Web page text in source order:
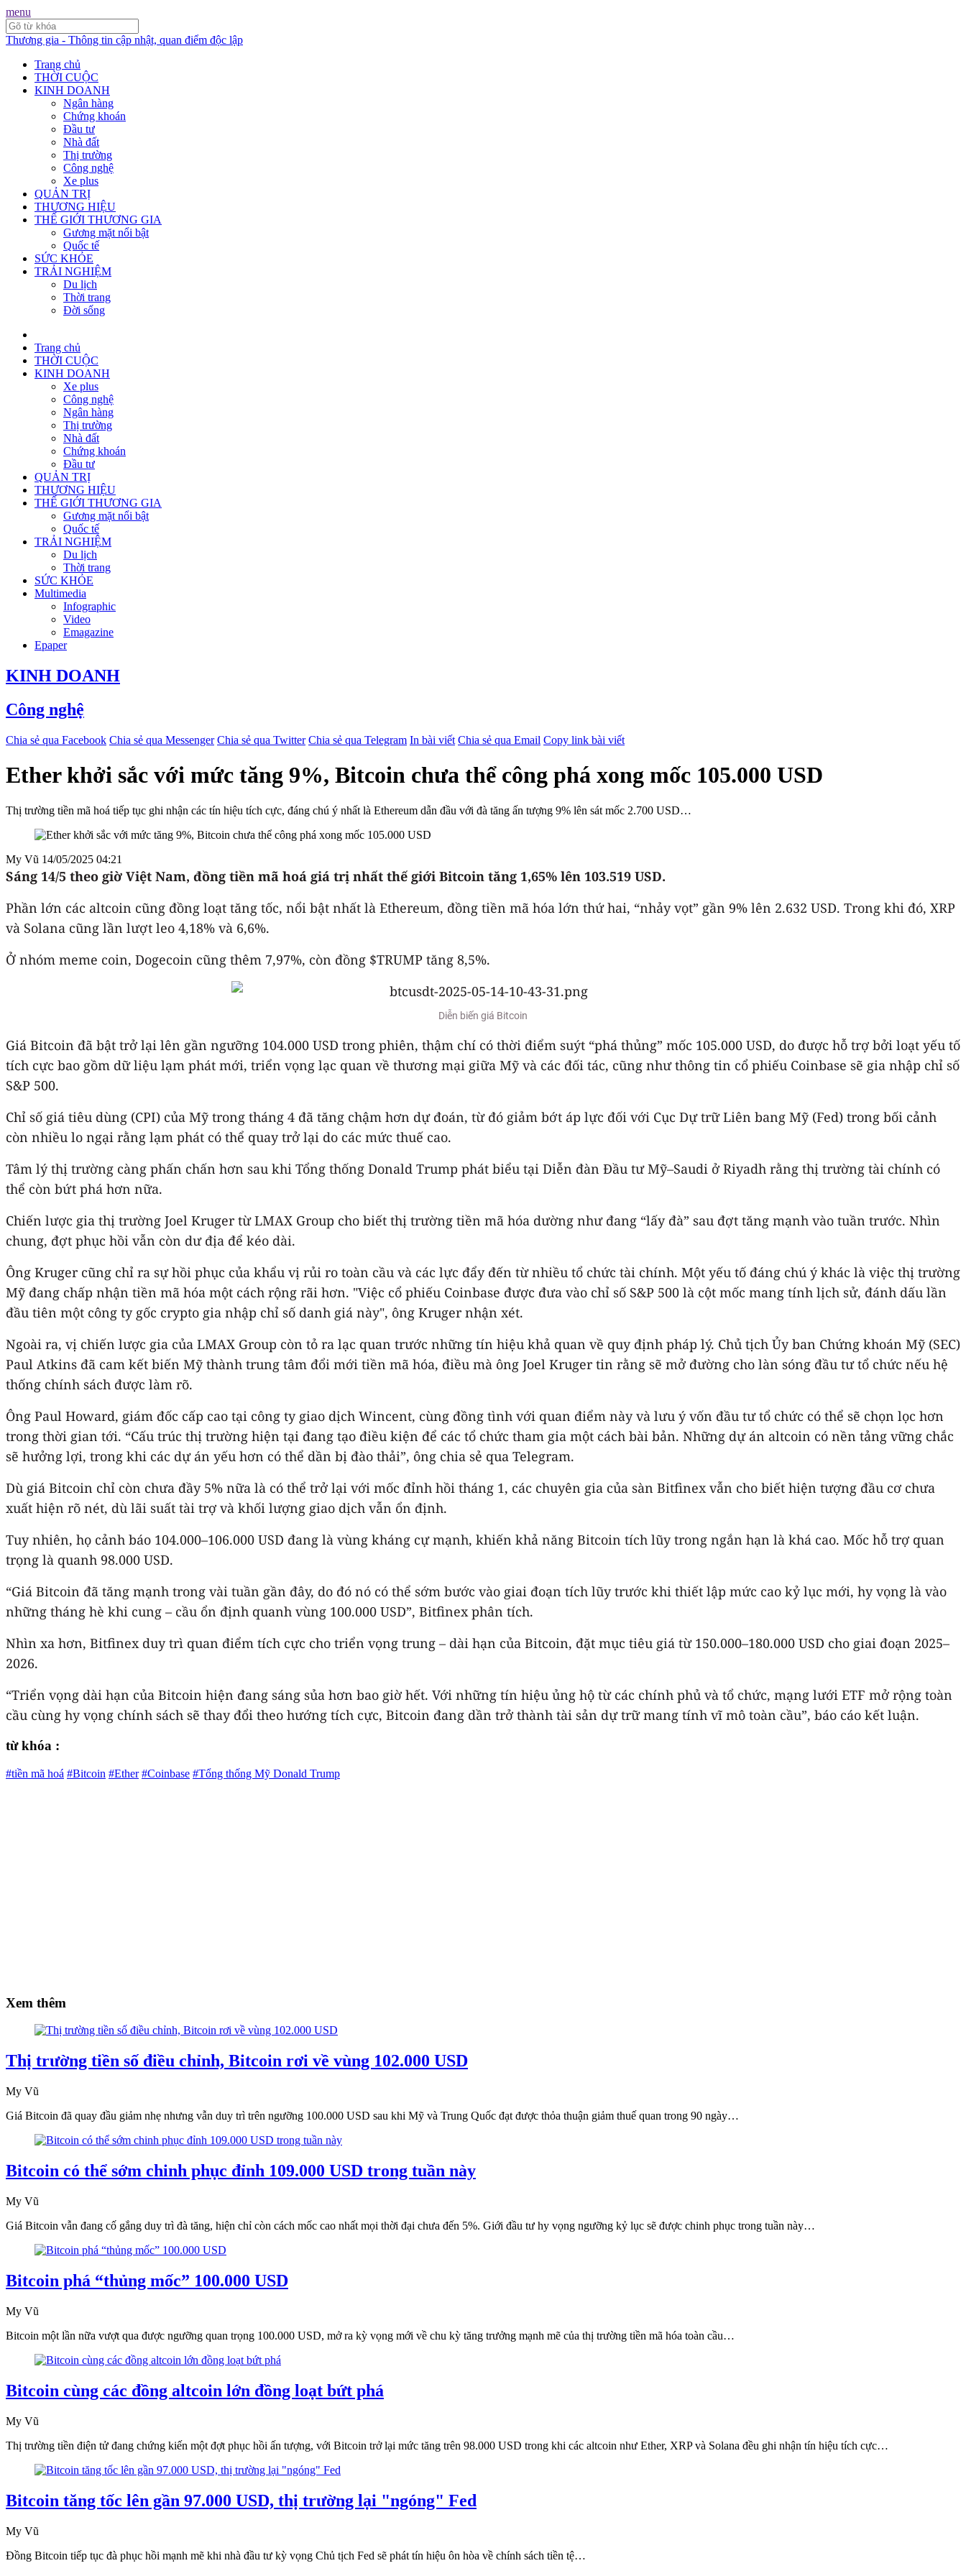
menu
Thương gia - Thông tin cập nhật, quan điểm độc lập
Trang chủ
THỜI CUỘC
KINH DOANH
Ngân hàng
Chứng khoán
Đầu tư
Nhà đất
Thị trường
Công nghệ
Xe plus
QUẢN TRỊ
THƯƠNG HIỆU
THẾ GIỚI THƯƠNG GIA
Gương mặt nổi bật
Quốc tế
SỨC KHỎE
TRẢI NGHIỆM
Du lịch
Thời trang
Đời sống
Trang chủ
THỜI CUỘC
KINH DOANH
Xe plus
Công nghệ
Ngân hàng
Thị trường
Nhà đất
Chứng khoán
Đầu tư
QUẢN TRỊ
THƯƠNG HIỆU
THẾ GIỚI THƯƠNG GIA
Gương mặt nổi bật
Quốc tế
TRẢI NGHIỆM
Du lịch
Thời trang
SỨC KHỎE
Multimedia
Infographic
Video
Emagazine
Epaper
KINH DOANH
Công nghệ
Chia sẻ qua Facebook Chia sẻ qua Messenger Chia sẻ qua Twitter Chia sẻ qua Telegram In bài viết Chia sẻ qua Email Copy link bài viết
Ether khởi sắc với mức tăng 9%, Bitcoin chưa thể công phá xong mốc 105.000 USD
Thị trường tiền mã hoá tiếp tục ghi nhận các tín hiệu tích cực, đáng chú ý nhất là Ethereum dẫn đầu với đà tăng ấn tượng 9% lên sát mốc 2.700 USD…
My Vũ 14/05/2025 04:21
Sáng 14/5 theo giờ Việt Nam, đồng tiền mã hoá giá trị nhất thế giới Bitcoin tăng 1,65% lên 103.519 USD.
Phần lớn các altcoin cũng đồng loạt tăng tốc, nổi bật nhất là Ethereum, đồng tiền mã hóa lớn thứ hai, “nhảy vọt” gần 9% lên 2.632 USD. Trong khi đó, XRP
và Solana cũng lần lượt leo 4,18% và 6,6%.
Ở nhóm meme coin, Dogecoin cũng thêm 7,97%, còn đồng $TRUMP tăng 8,5%.
Diễn biến giá Bitcoin
Giá Bitcoin đã bật trở lại lên gần ngưỡng 104.000 USD trong phiên, thậm chí có thời điểm suýt “phá thủng” mốc 105.000 USD, do được hỗ trợ bởi loạt yếu tố
tích cực bao gồm dữ liệu lạm phát mới, triển vọng lạc quan về thương mại giữa Mỹ và các đối tác, cũng như thông tin cổ phiếu Coinbase sẽ gia nhập chỉ số
S&P 500.
Chỉ số giá tiêu dùng (CPI) của Mỹ trong tháng 4 đã tăng chậm hơn dự đoán, từ đó giảm bớt áp lực đối với Cục Dự trữ Liên bang Mỹ (Fed) trong bối cảnh
còn nhiều lo ngại rằng lạm phát có thể quay trở lại do các mức thuế cao.
Tâm lý thị trường càng phấn chấn hơn sau khi Tổng thống Donald Trump phát biểu tại Diễn đàn Đầu tư Mỹ–Saudi ở Riyadh rằng thị trường tài chính có
thể còn bứt phá hơn nữa.
Chiến lược gia thị trường Joel Kruger từ LMAX Group cho biết thị trường tiền mã hóa dường như đang “lấy đà” sau đợt tăng mạnh vào tuần trước. Nhìn
chung, đợt phục hồi vẫn còn dư địa để kéo dài.
Ông Kruger cũng chỉ ra sự hồi phục của khẩu vị rủi ro toàn cầu và các lực đẩy đến từ nhiều tổ chức tài chính. Một yếu tố đáng chú ý khác là việc thị trường
Mỹ đang chấp nhận tiền mã hóa một cách rộng rãi hơn. "Việc cổ phiếu Coinbase được đưa vào chỉ số S&P 500 là cột mốc mang tính lịch sử, đánh dấu lần
đầu tiên một công ty gốc crypto gia nhập chỉ số danh giá này", ông Kruger nhận xét.
Ngoài ra, vị chiến lược gia của LMAX Group còn tỏ ra lạc quan trước những tín hiệu khả quan về quy định pháp lý. Chủ tịch Ủy ban Chứng khoán Mỹ (SEC)
Paul Atkins đã cam kết biến Mỹ thành trung tâm đổi mới tiền mã hóa, điều mà ông Joel Kruger tin rằng sẽ mở đường cho làn sóng đầu tư tổ chức nếu hệ
thống chính sách được làm rõ.
Ông Paul Howard, giám đốc cấp cao tại công ty giao dịch Wincent, cùng đồng tình với quan điểm này và lưu ý vốn đầu tư tổ chức có thể sẽ chọn lọc hơn
trong thời gian tới. “Cấu trúc thị trường hiện tại đang tạo điều kiện để các tổ chức tham gia một cách bài bản. Những dự án altcoin có nền tảng vững chắc
sẽ hưởng lợi, trong khi các dự án yếu hơn có thể dần bị đào thải”, ông chia sẻ qua Telegram.
Dù giá Bitcoin chỉ còn chưa đầy 5% nữa là có thể trở lại với mốc đỉnh hồi tháng 1, các chuyên gia của sàn Bitfinex vẫn cho biết hiện tượng đầu cơ chưa
xuất hiện rõ nét, dù lãi suất tài trợ và khối lượng giao dịch vẫn ổn định.
Tuy nhiên, họ cảnh báo 104.000–106.000 USD đang là vùng kháng cự mạnh, khiến khả năng Bitcoin tích lũy trong ngắn hạn là khá cao. Mốc hỗ trợ quan
trọng là quanh 98.000 USD.
“Giá Bitcoin đã tăng mạnh trong vài tuần gần đây, do đó nó có thể sớm bước vào giai đoạn tích lũy trước khi thiết lập mức cao kỷ lục mới, hy vọng là vào
những tháng hè khi cung – cầu ổn định quanh vùng 100.000 USD”, Bitfinex phân tích.
Nhìn xa hơn, Bitfinex duy trì quan điểm tích cực cho triển vọng trung – dài hạn của Bitcoin, đặt mục tiêu giá từ 150.000–180.000 USD cho giai đoạn 2025–
2026.
“Triển vọng dài hạn của Bitcoin hiện đang sáng sủa hơn bao giờ hết. Với những tín hiệu ủng hộ từ các chính phủ và tổ chức, mạng lưới ETF mở rộng toàn
cầu cùng hy vọng chính sách sẽ thay đổi theo hướng tích cực, Bitcoin đang dần trở thành tài sản dự trữ mang tính vĩ mô toàn cầu”, báo cáo kết luận.
từ khóa :
#tiền mã hoá #Bitcoin #Ether #Coinbase #Tổng thống Mỹ Donald Trump
Xem thêm
Thị trường tiền số điều chỉnh, Bitcoin rơi về vùng 102.000 USD
My Vũ
Giá Bitcoin đã quay đầu giảm nhẹ nhưng vẫn duy trì trên ngưỡng 100.000 USD sau khi Mỹ và Trung Quốc đạt được thỏa thuận giảm thuế quan trong 90 ngày…
Bitcoin có thể sớm chinh phục đỉnh 109.000 USD trong tuần này
My Vũ
Giá Bitcoin vẫn đang cố gắng duy trì đà tăng, hiện chỉ còn cách mốc cao nhất mọi thời đại chưa đến 5%. Giới đầu tư hy vọng ngưỡng kỷ lục sẽ được chinh phục trong tuần này…
Bitcoin phá “thủng mốc” 100.000 USD
My Vũ
Bitcoin một lần nữa vượt qua được ngưỡng quan trọng 100.000 USD, mở ra kỳ vọng mới về chu kỳ tăng trưởng mạnh mẽ của thị trường tiền mã hóa toàn cầu…
Bitcoin cùng các đồng altcoin lớn đồng loạt bứt phá
My Vũ
Thị trường tiền điện tử đang chứng kiến một đợt phục hồi ấn tượng, với Bitcoin trở lại mức tăng trên 98.000 USD trong khi các altcoin như Ether, XRP và Solana đều ghi nhận tín hiệu tích cực…
Bitcoin tăng tốc lên gần 97.000 USD, thị trường lại "ngóng" Fed
My Vũ
Đồng Bitcoin tiếp tục đà phục hồi mạnh mẽ khi nhà đầu tư kỳ vọng Chủ tịch Fed sẽ phát tín hiệu ôn hòa về chính sách tiền tệ…